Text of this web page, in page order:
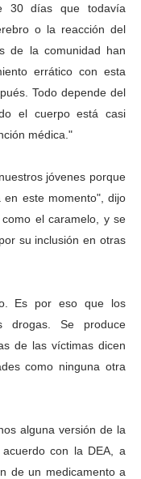
30 días que todavía
o la reacción del
de la comunidad han
errático con esta
Todo depende del
el cuerpo está casi
médica."
jóvenes porque
este momento", dijo
el caramelo, y se
su inclusión en otras
Es por eso que los
drogas. Se produce
de las víctimas dicen
como ninguna otra
alguna versión de la
con la DEA, a
de un medicamento a